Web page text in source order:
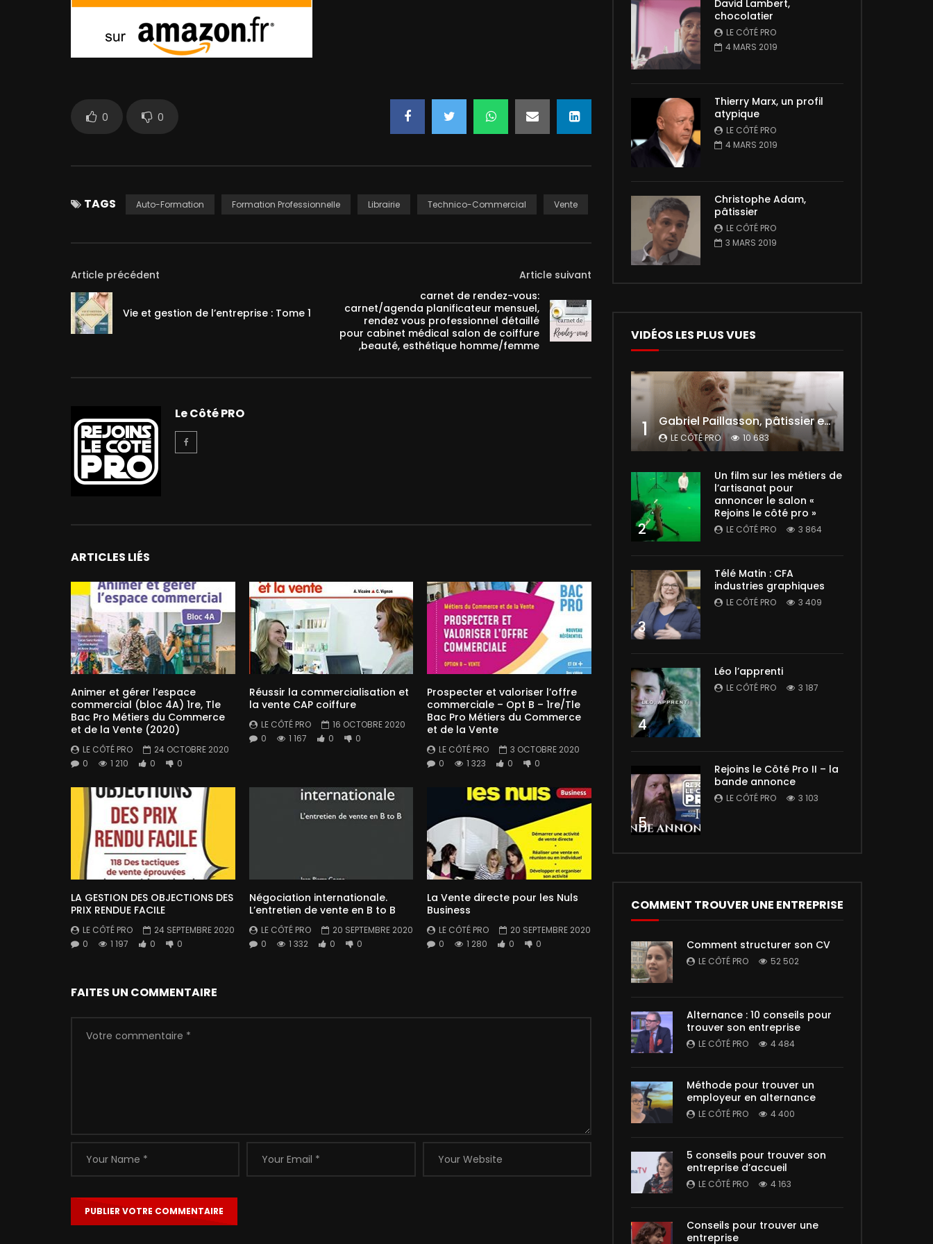
0 0
TAGS Auto-Formation Formation Professionnelle Librairie Technico-Commercial Vente
Article précédent
Vie et gestion de l’entreprise : Tome 1
Article suivant
carnet de rendez-vous:
carnet/agenda planificateur mensuel,
rendez vous professionnel détaillé
pour cabinet médical salon de coiffure
,beauté, esthétique homme/femme
Le Côté PRO
ARTICLES LIÉS
Animer et gérer l’espace
commercial (bloc 4A) 1re, Tle
Bac Pro Métiers du Commerce
et de la Vente (2020)
LE CÔTÉ PRO
24 OCTOBRE 2020
0
1 210 0 0
Réussir la commercialisation et
la vente CAP coiffure
LE CÔTÉ PRO
16 OCTOBRE 2020
0
1 167 0 0
Prospecter et valoriser l’offre
commerciale – Opt B – 1re/Tle
Bac Pro Métiers du Commerce
et de la Vente
LE CÔTÉ PRO
3 OCTOBRE 2020
0
1 323 0 0
LA GESTION DES OBJECTIONS DES
PRIX RENDUE FACILE
LE CÔTÉ PRO
24 SEPTEMBRE 2020
0
1 197 0 0
Négociation internationale.
L’entretien de vente en B to B
LE CÔTÉ PRO
20 SEPTEMBRE 2020
0
1 332 0 0
La Vente directe pour les Nuls
Business
LE CÔTÉ PRO
20 SEPTEMBRE 2020
0
1 280 0 0
FAITES UN COMMENTAIRE
David Lambert,
chocolatier
LE CÔTÉ PRO
4 MARS 2019
Thierry Marx, un profil
atypique
LE CÔTÉ PRO
4 MARS 2019
Christophe Adam,
pâtissier
LE CÔTÉ PRO
3 MARS 2019
VIDÉOS LES PLUS VUES
1 Gabriel Paillasson, pâtissier et glacier
LE CÔTÉ PRO 10 683
2
Un film sur les métiers de
l’artisanat pour
annoncer le salon «
Rejoins le côté pro »
LE CÔTÉ PRO 3 864
3
Télé Matin : CFA
industries graphiques
LE CÔTÉ PRO 3 409
4
Léo l’apprenti
LE CÔTÉ PRO 3 187
5
Rejoins le Côté Pro II – la
bande annonce
LE CÔTÉ PRO 3 103
COMMENT TROUVER UNE ENTREPRISE
Comment structurer son CV
LE CÔTÉ PRO 52 502
Alternance : 10 conseils pour
trouver son entreprise
LE CÔTÉ PRO 4 484
Méthode pour trouver un
employeur en alternance
LE CÔTÉ PRO 4 400
5 conseils pour trouver son
entreprise d’accueil
LE CÔTÉ PRO 4 163
Conseils pour trouver une
entreprise